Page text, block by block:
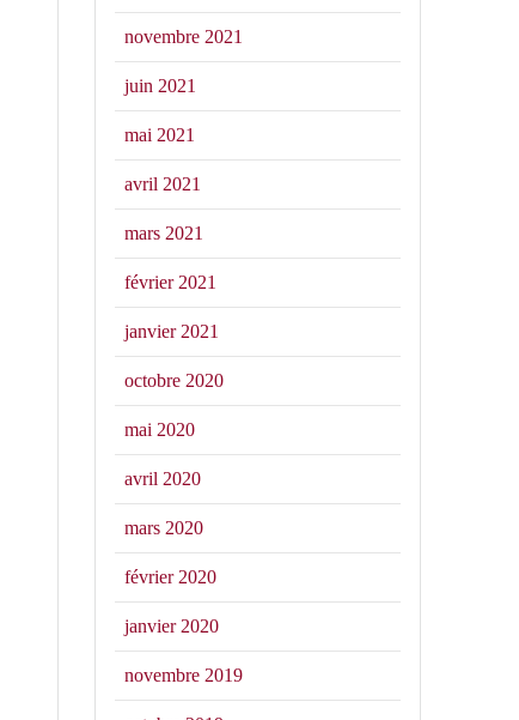
novembre 2021
juin 2021
mai 2021
avril 2021
mars 2021
février 2021
janvier 2021
octobre 2020
mai 2020
avril 2020
mars 2020
février 2020
janvier 2020
novembre 2019